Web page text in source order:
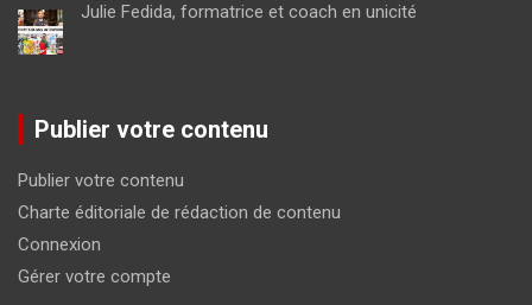
Julie Fedida, formatrice et coach en unicité
Publier votre contenu
Publier votre contenu
Charte éditoriale de rédaction de contenu
Connexion
Gérer votre compte